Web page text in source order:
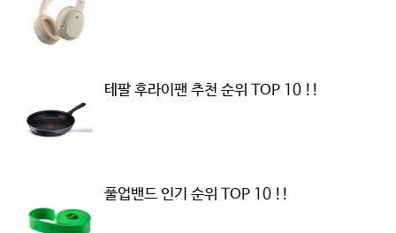
테팔 후라이팬 추천 순위 TOP 10 !!
풀업밴드 인기 순위 TOP 10 !!